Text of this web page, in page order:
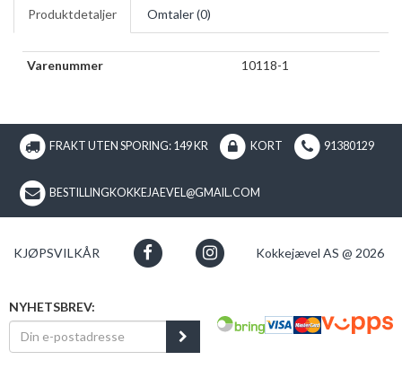
Produktdetaljer Omtaler (0)
Varenummer 10118-1
FRAKT UTEN SPORING: 149 KR KORT 91380129
BESTILLINGKOKKEJAEVEL@GMAIL.COM
KJØPSVILKÅR Kokkejævel AS @ 2026
NYHETSBREV: